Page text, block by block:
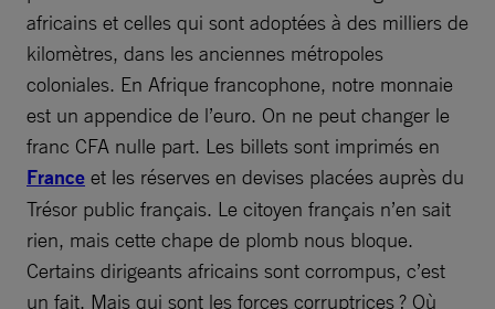
africains et celles qui sont adoptées à des milliers de
kilomètres, dans les anciennes métropoles
coloniales. En Afrique francophone, notre monnaie
est un appendice de l’euro. On ne peut changer le
franc CFA nulle part. Les billets sont imprimés en
France et les réserves en devises placées auprès du
Trésor public français. Le citoyen français n’en sait
rien, mais cette chape de plomb nous bloque.
Certains dirigeants africains sont corrompus, c’est
un fait. Mais qui sont les forces corruptrices ? Où